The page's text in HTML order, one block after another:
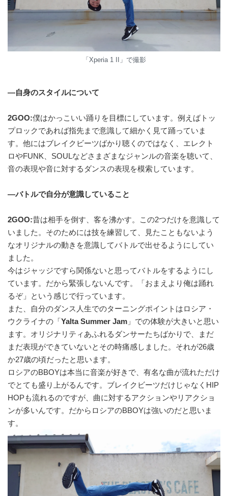
「Xperia 1 II」で撮影
—自身のスタイルについて
2GOO:僕はかっこいい踊りを目標にしています。例えばトッ
プロックであれば指先まで意識して細かく見て踊っていま
す。他にはブレイクビーツばかり聴くのではなく、エレクト
ロやFUNK、SOULなどさまざまなジャンルの音楽を聴いて、
音の表現や音に対するダンスの表現を模索しています。
—バトルで自分が意識していること
2GOO:昔は相手を倒す、客を沸かす。この2つだけを意識して
いました。そのためには技を練習して、見たこともないよう
なオリジナルの動きを意識してバトルで出せるようにしてい
ました。
今はジャッジですら関係ないと思ってバトルをするようにし
ています。だから緊張しないんです。「おまえより俺は踊れ
るぞ」という感じで行っています。
また、自分のダンス人生でのターニングポイントはロシア・
ウクライナの「Yalta Summer Jam 」での体験が大きいと思い
ます。オリジナリティあふれるダンサーたちばかりで、まだ
まだ表現ができていないとその時痛感しました。それが26歳
か27歳の頃だったと思います。
ロシアのBBOYは本当に音楽が好きで、有名な曲が流れただけ
でとても盛り上がるんです。ブレイクビーツだけじゃなくHIP
HOPも流れるのですが、曲に対するアクションやリアクショ
ンが多いんです。だからロシアのBBOYは強いのだと思いま
す。